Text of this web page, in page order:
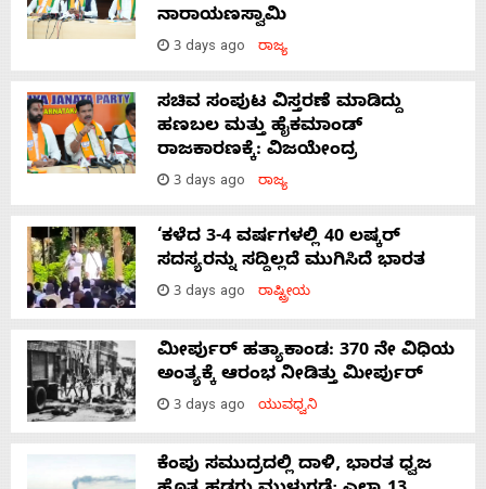
ನಾರಾಯಣಸ್ವಾಮಿ
3 days ago ರಾಜ್ಯ
ಸಚಿವ ಸಂಪುಟ ವಿಸ್ತರಣೆ ಮಾಡಿದ್ದು
ಹಣಬಲ ಮತ್ತು ಹೈಕಮಾಂಡ್
ರಾಜಕಾರಣಕ್ಕೆ: ವಿಜಯೇಂದ್ರ
3 days ago ರಾಜ್ಯ
‘ಕಳೆದ 3-4 ವರ್ಷಗಳಲ್ಲಿ 40 ಲಷ್ಕರ್
ಸದಸ್ಯರನ್ನು ಸದ್ದಿಲ್ಲದೆ ಮುಗಿಸಿದೆ ಭಾರತ
3 days ago ರಾಷ್ಟ್ರೀಯ
ಮೀರ್ಪುರ್ ಹತ್ಯಾಕಾಂಡ: 370 ನೇ ವಿಧಿಯ
ಅಂತ್ಯಕ್ಕೆ ಆರಂಭ ನೀಡಿತ್ತು ಮೀರ್ಪುರ್
3 days ago ಯುವಧ್ವನಿ
ಕೆಂಪು ಸಮುದ್ರದಲ್ಲಿ ದಾಳಿ, ಭಾರತ ಧ್ವಜ